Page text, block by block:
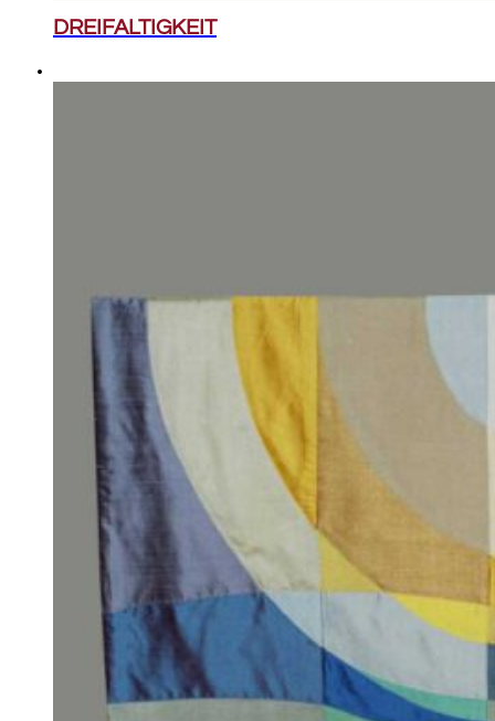
DREIFALTIGKEIT